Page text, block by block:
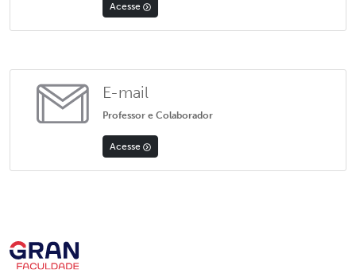
Acesse
E-mail
Professor e Colaborador
Acesse